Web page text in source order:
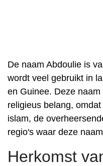
De naam Abdoulie is
wordt veel gebruikt in
en Guinee. Deze
religieus belang,
islam, de
regio's waar deze
Herkomst